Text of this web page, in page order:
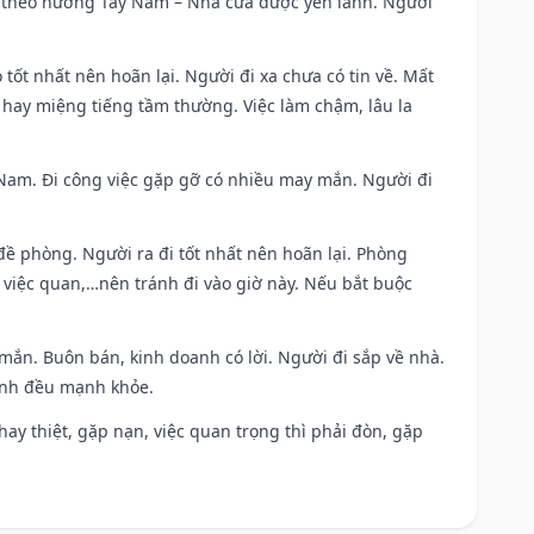
nhất nên hoãn lại. Người đi xa chưa có tin về. Mất
miệng tiếng tầm thường. Việc làm chậm, lâu la
Đi công việc gặp gỡ có nhiều may mắn. Người đi
phòng. Người ra đi tốt nhất nên hoãn lại. Phòng
quan,…nên tránh đi vào giờ này. Nếu bắt buộc
Buôn bán, kinh doanh có lời. Người đi sắp về nhà.
đều mạnh khỏe.
thiệt, gặp nạn, việc quan trọng thì phải đòn, gặp